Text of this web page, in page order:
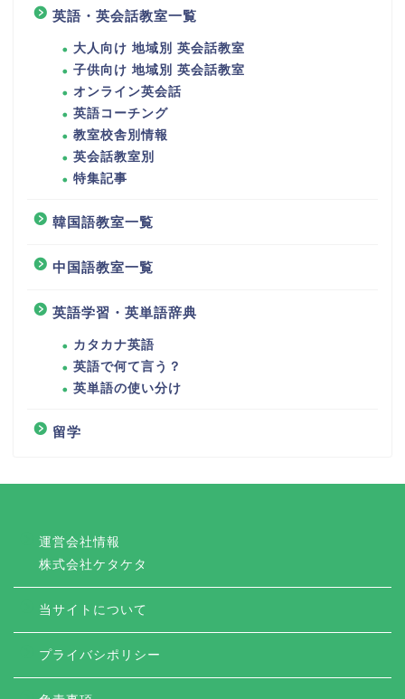
英語・英会話教室一覧
大人向け 地域別 英会話教室
子供向け 地域別 英会話教室
オンライン英会話
英語コーチング
教室校舎別情報
英会話教室別
特集記事
韓国語教室一覧
中国語教室一覧
英語学習・英単語辞典
カタカナ英語
英語で何て言う？
英単語の使い分け
留学
運営会社情報
株式会社ケタケタ
当サイトについて
プライバシポリシー